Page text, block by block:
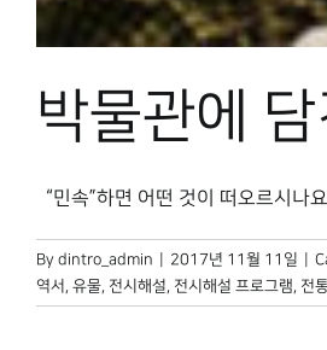
박물관에
“민속”하면 어떤 것이 떠오르시나
By dintro_admin 2017년 11월 11일
역서 , 유물, 전시해설, 전시해설 프로그램, 전